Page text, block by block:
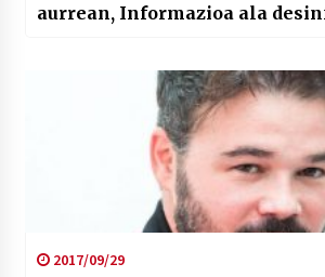
aurrean, Informazioa ala
2017/09/29